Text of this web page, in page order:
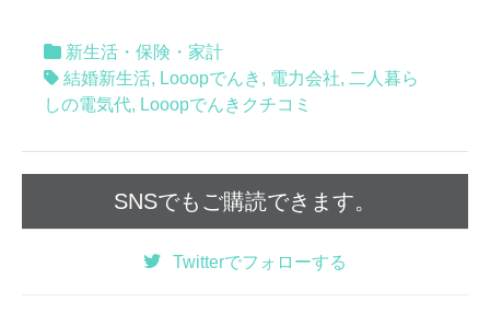
新生活・保険・家計
結婚新生活, Looopでんき , 電力会社, 二人暮ら
しの電気代, Looopでんきクチコミ
SNSでもご購読できます。
Twitterでフォローする